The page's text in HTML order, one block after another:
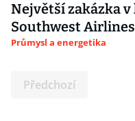
Největší zakázka
Southwest
Průmysl a energetika
Předchozí